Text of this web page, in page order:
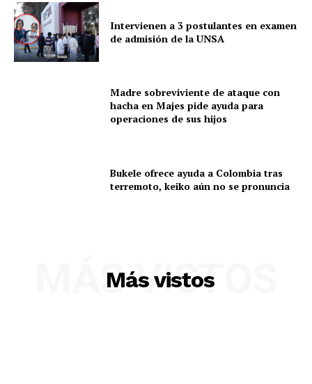
Intervienen a 3 postulantes en examen
de admisión de la UNSA
Madre sobreviviente de ataque con
hacha en Majes pide ayuda para
operaciones de sus hijos
Bukele ofrece ayuda a Colombia tras
terremoto, keiko aún no se pronuncia
Más vistos
MÁS VISTOS